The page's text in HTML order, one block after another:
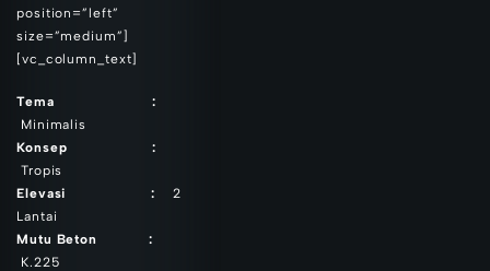
position=”left”
size=”medium”]
[vc_column_text]
Tema :
Minimalis
Konsep :
Tropis
Elevasi : 2
Lantai
Mutu Beton :
K.225